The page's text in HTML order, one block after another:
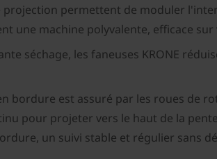
projection permettent de moduler
une machine polyvalente, efficace
séchage, les faneuses KRONE
bordure est assuré par les roues de
pour projeter vers le haut de la
un suivi stable et régulier sans